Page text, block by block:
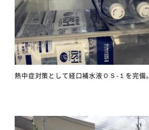
熱中症対策として経口補水液ＯＳ-１を完備。